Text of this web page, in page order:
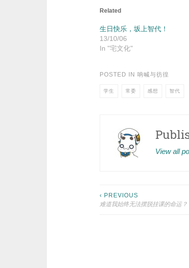
Related
生日快乐，坂上智代！
13/10/06
In "宅文化"
POSTED IN 呐喊与彷徨
学生 常委 感想 智代
View all
Post
‹ PREVIOUS
难道我始终无法摆脱挂课的命运？